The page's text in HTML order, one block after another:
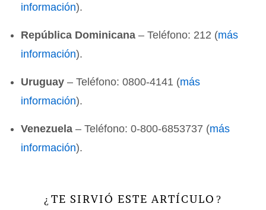
información).
República Dominicana– Teléfono: 212 (más
información).
Uruguay– Teléfono: 0800-4141 (más
información).
Venezuela– Teléfono: 0-800-6853737 (más
información).
¿ TE SIRVIÓ ESTE ARTÍCULO ?